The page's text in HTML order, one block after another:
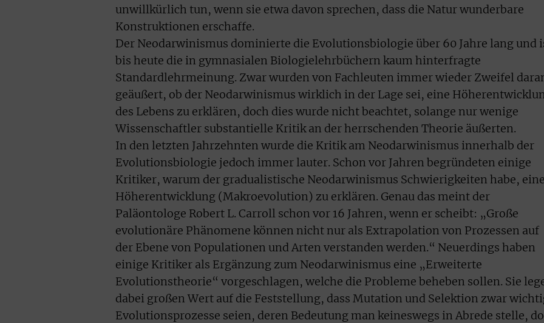
unwillkürlich tun, wenn sie etwa davon sprechen, dass die Natur wunderbare
Konstruktionen erschaffe.
Der Neodarwinismus dominierte die Evolutionsbiologie über 60 Jahre lang und
bis heute die in gymnasialen Biologielehrbüchern kaum hinterfragte
Standardlehrmeinung. Zwar wurden von Fachleuten immer wieder Zweifel
geäußert, ob der Neodarwinismus wirklich in der Lage sei, eine
des Lebens zu erklären, doch dies wurde nicht beachtet, solange nur wenige
Wissenschaftler substantielle Kritik an der herrschenden Theorie äußerten.
In den letzten Jahrzehnten wurde die Kritik am Neodarwinismus innerhalb der
Evolutionsbiologie jedoch immer lauter. Schon vor Jahren begründeten einige
Kritiker, warum der gradualistische Neodarwinismus Schwierigkeiten habe, eine
Höherentwicklung (Makroevolution) zu erklären. Genau das meint der
Paläontologe Robert L. Carroll schon vor 16 Jahren, wenn er scheibt: „Große
evolutionäre Phänomene können nicht nur als Extrapolation von Prozessen auf
der Ebene von Populationen und Arten verstanden werden.“ Neuerdings haben
einige Kritiker als Ergänzung zum Neodarwinismus eine „Erweiterte
Evolutionstheorie“ vorgeschlagen, welche die Probleme beheben sollen. Sie
dabei großen Wert auf die Feststellung, dass Mutation und Selektion zwar
Evolutionsprozesse seien, deren Bedeutung man keineswegs in Abrede stelle,